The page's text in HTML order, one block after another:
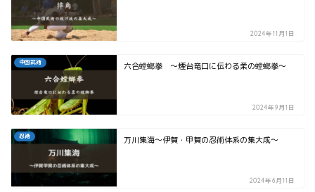
2024年11月1日
中国武術 六合螳螂拳 ～煙台竜口に伝わる柔の螳螂拳～
2024年9月1日
忍術 万川集海～伊賀・甲賀の忍術体系の集大成～
2024年6月11日